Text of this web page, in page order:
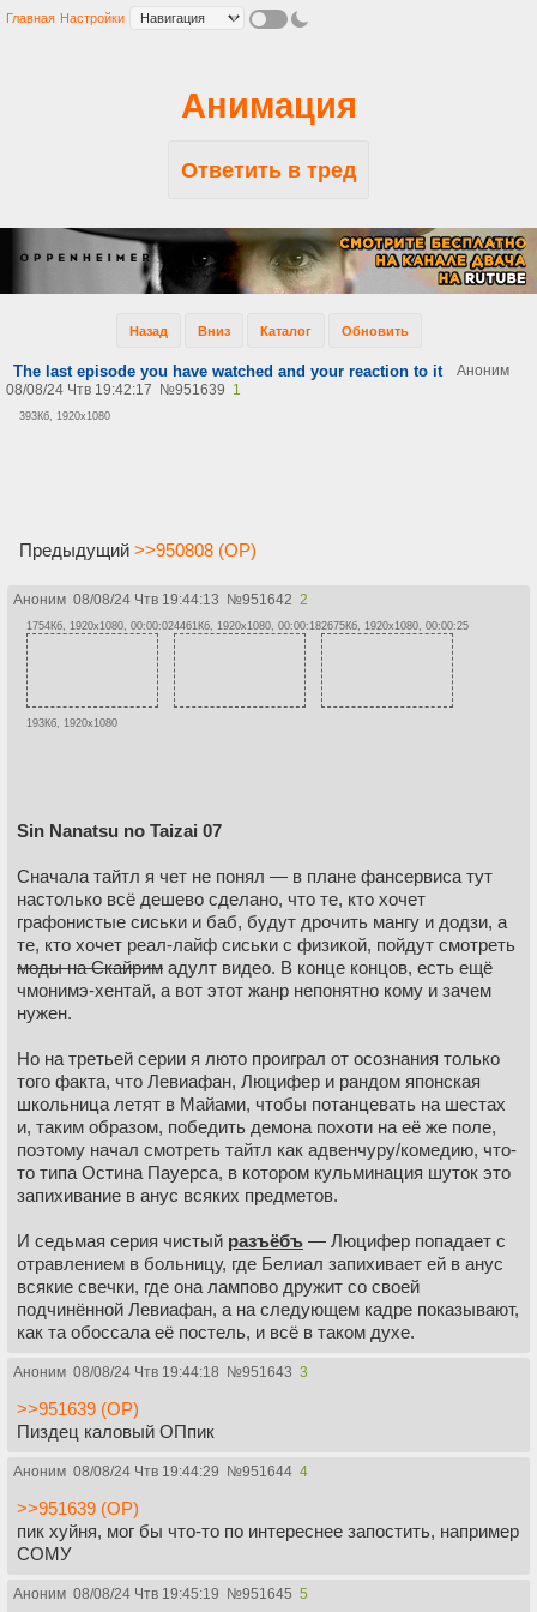
Главная Настройки
Анимация
Ответить в тред
Назад Вниз Каталог Обновить
The last episode you have watched and your reaction to it
Аноним
08/08/24 Чтв 19:42:17
№951639 1
393Кб, 1920x1080
Предыдущий >>950808 (OP)
Аноним 08/08/24 Чтв 19:44:13 №951642 2
1754Кб, 1920x1080, 00:00:024461Кб, 1920x1080, 00:00:182675Кб, 1920x1080, 00:00:25
193Кб, 1920x1080
Sin Nanatsu no Taizai 07
Сначала тайтл я чет не понял — в плане фансервиса тут
настолько всё дешево сделано, что те, кто хочет
графонистые сиськи и баб, будут дрочить мангу и додзи, а
те, кто хочет реал-лайф сиськи с физикой, пойдут смотреть
моды на Скайрим адулт видео. В конце концов, есть ещё
чмонимэ-хентай, а вот этот жанр непонятно кому и зачем
нужен.
Но на третьей серии я люто проиграл от осознания только
того факта, что Левиафан, Люцифер и рандом японская
школьница летят в Майами, чтобы потанцевать на шестах
и, таким образом, победить демона похоти на её же поле,
поэтому начал смотреть тайтл как адвенчуру/комедию, что-
то типа Остина Пауерса, в котором кульминация шуток это
запихивание в анус всяких предметов.
И седьмая серия чистый разъёбъ — Люцифер попадает с
отравлением в больницу, где Белиал запихивает ей в анус
всякие свечки, где она лампово дружит со своей
подчинённой Левиафан, а на следующем кадре показывают,
как та обоссала её постель, и всё в таком духе.
Аноним 08/08/24 Чтв 19:44:18 №951643 3
>>951639 (OP)
Пиздец каловый ОПпик
Аноним 08/08/24 Чтв 19:44:29 №951644 4
>>951639 (OP)
пик хуйня, мог бы что-то по интереснее запостить, например
СОМУ
Аноним 08/08/24 Чтв 19:45:19 №951645 5